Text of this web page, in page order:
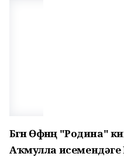
Бөгөн Өфөнөң "Родина"
Аҡмулла